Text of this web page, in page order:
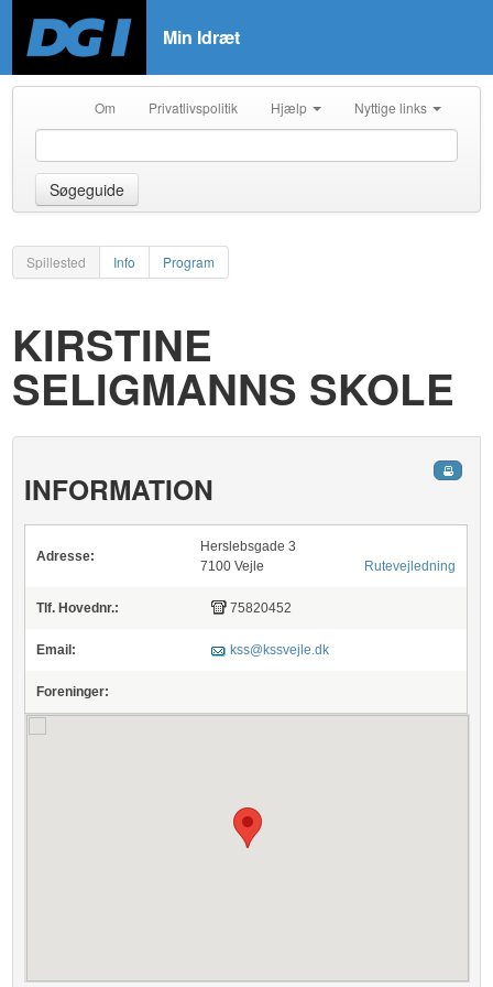
Min Idræt
Om Privatlivspolitik Hjælp Nyttige links
Søgeguide
Spillested Info Program
KIRSTINE
SELIGMANNS SKOLE
INFORMATION
Adresse:
Herslebsgade 3
7100 Vejle
Rutevejledning
Tlf. Hovednr.: 75820452
Email: kss@kssvejle.dk
Foreninger: